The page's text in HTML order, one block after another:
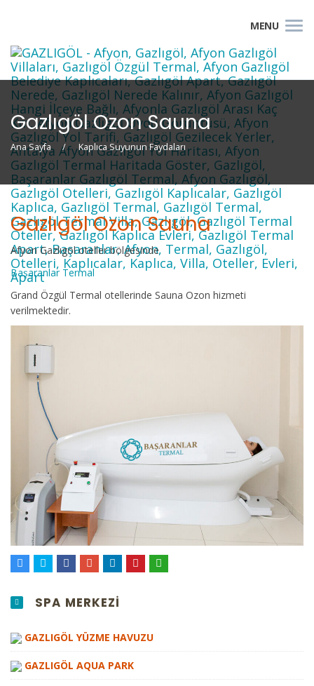
Gazlıgöl Ozon Sauna
Ana Sayfa Kaplıca Suyunun Faydaları
Gazlıgöl Ozon Sauna
Afyon Gazlıgöl oteller bölgesinde
Başaranlar Termal
Grand Özgül Termal otellerinde Sauna Ozon hizmeti
verilmektedir.
SPA MERKEZI
GAZLIGÖL YÜZME HAVUZU
GAZLIGÖL AQUA PARK